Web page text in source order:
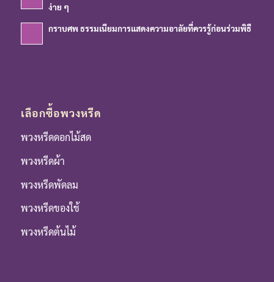
ง่าย ๆ
กราบศพ ธรรมเนียมการแสดงความอาลัยที่ควรรู้ก่อนร่วมพิธี
เลือกซื้อพวงหรีด
พวงหรีดดอกไม้สด
พวงหรีดผ้า
พวงหรีดพัดลม
พวงหรีดของใช้
พวงหรีดต้นไม้